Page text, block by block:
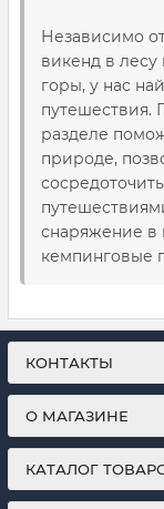
Независимо
викенд в
горы, у нас
путешествия.
разделе
природе,
снаряжение в
кемпинговые
КОНТАКТЫ
О МАГАЗИНЕ
КАТАЛОГ